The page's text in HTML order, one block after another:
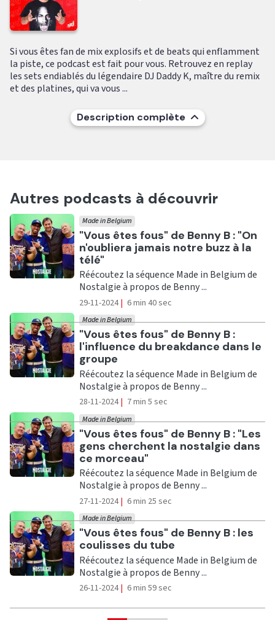
Si vous êtes fan de mix explosifs et de beats qui enflamment
la piste, ce podcast est fait pour vous. Retrouvez en replay
les sets endiablés du légendaire DJ Daddy K, maître du remix
et des platines, qui va vous ...
Description complète
Autres podcasts à découvrir
Ecouter
"Vous êtes fous" de Benny B : "On
n'oubliera jamais notre buzz à la
télé"
Made in Belgium
Réécoutez la séquence Made in Belgium de
Nostalgie à propos de Benny ...
29-11-2024 | 6 min 40 sec
Ecouter
"Vous êtes fous" de Benny B :
l'influence du breakdance dans le
groupe
Made in Belgium
Réécoutez la séquence Made in Belgium de
Nostalgie à propos de Benny ...
28-11-2024 | 7 min 5 sec
Ecouter
"Vous êtes fous" de Benny B : "Les
gens cherchent la nostalgie dans
ce morceau"
Made in Belgium
Réécoutez la séquence Made in Belgium de
Nostalgie à propos de Benny ...
27-11-2024 | 6 min 25 sec
Ecouter
"Vous êtes fous" de Benny B : les
coulisses du tube
Made in Belgium
Réécoutez la séquence Made in Belgium de
Nostalgie à propos de Benny ...
26-11-2024 | 6 min 59 sec